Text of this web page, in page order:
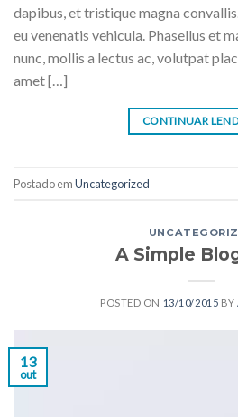
dapibus, et tristique magna
eu venenatis vehicula. Phasellus et
nunc, mollis a lectus ac, volutpat
amet […]
CONTINUAR
Postado emUncategorized
A Simple
POSTED ON 13/10/2015 BY
13
out